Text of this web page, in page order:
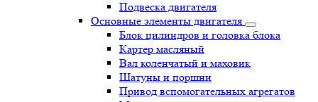
Подвеска двигателя
Основные элементы двигателя
Блок цилиндров и головка блока
Картер масляный
Вал коленчатый и маховик
Шатуны и поршни
Привод вспомогательных агрегатов